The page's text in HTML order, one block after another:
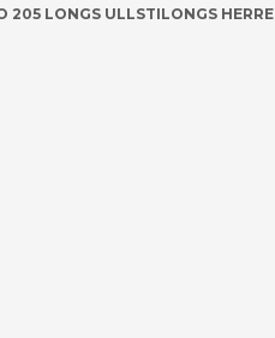
205 LONGS ULLSTILONGS HERRE